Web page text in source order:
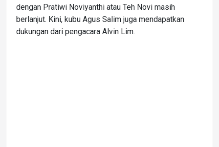
dengan Pratiwi Noviyanthi atau Teh Novi masih
berlanjut. Kini, kubu Agus Salim juga mendapatkan
dukungan dari pengacara Alvin Lim.